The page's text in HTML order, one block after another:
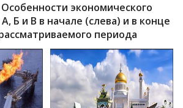
Особенности экономического
Б и В в начале (слева) и в конце
периода